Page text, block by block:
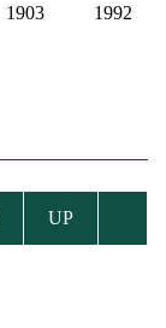
1903 1992
UP